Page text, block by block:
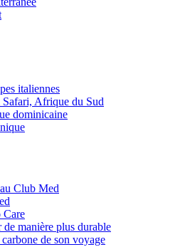
italiennes
Afrique du Sud
dominicaine
Club Med
Care
manière plus durable
de son voyage